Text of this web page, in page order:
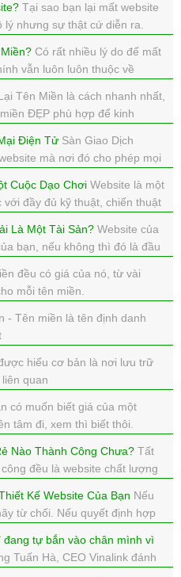
NOT SECURE
Tại sao bạn lại mất website
nhưng sự thật cứ diễn ra.
Có rất nhiều lý do để mất
vẫn luôn luôn thuộc về
Tên Miền là cách nhanh nhất,
ĐẸP phù hợp để kinh
Điện Tử Sàn Giao Dịch
mà nơi đó cho phép mọi
Cuộc Dạo Chơi Website là một
đầy đủ kỹ thuật, chiến thuật
Là Một Tài Sản? Website của
bạn, nếu không thì đó là đầu
đều có giá của nó, từ vài
mỗi tên miền.
- Tên miền là tên định danh
hiểu cơ bản là nơi lưu trữ
quan
có muốn biết giá của một
tâm đi, xem thì biết thôi.
Nào Thành Công Chưa? Tất
đều là website chất lượng
Kế Website Của Bạn Nếu
từ chối. Nếu quyết định hợp
tự bắn vào chân mình vì
Tuấn Hà, CEO Vinalink đánh